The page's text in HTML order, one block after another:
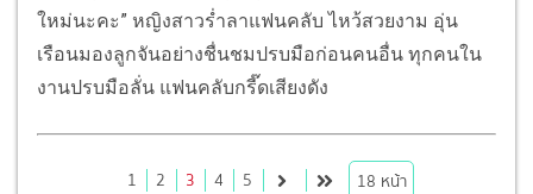
ใหม่นะคะ” หญิงสาวร่ำลาแฟนคลับ ไหว้สวยงาม อุ่น
เรือนมองลูกจันอย่างชื่นชมปรบมือก่อนคนอื่น ทุกคนใน
งานปรบมือลั่น แฟนคลับกรี๊ดเสียงดัง
1 2 3 4 5 18 หน้า